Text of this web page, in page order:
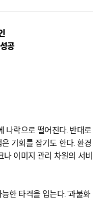
공
나락으로 떨어진다. 반대로
기회를 잡기도 한다. 환경
이미지 관리 차원의 서비
한 타격을 입는다. ‘과불화